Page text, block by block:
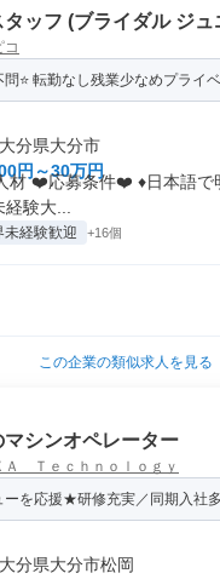
ッフ (ブライダル ジュ
コ
⭐️ 転勤なし残業少なめプライ
分県大分市
円～30万円
材 ❤️応募条件❤️ ♦︎日本語で
験大...
未経験歓迎 +16個
この企業の類似求人を見る
シンオペレーター
Ａ Ｔｅｃｈｎｏｌｏｇｙ
ーを応援★研修充実／同期入社
分県大分市松岡